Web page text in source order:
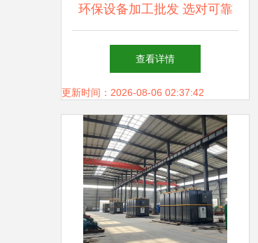
环保设备加工批发 选对可靠
工厂，锁定优质货源与供应信
息
查看详情
更新时间：2026-08-06 02:37:42